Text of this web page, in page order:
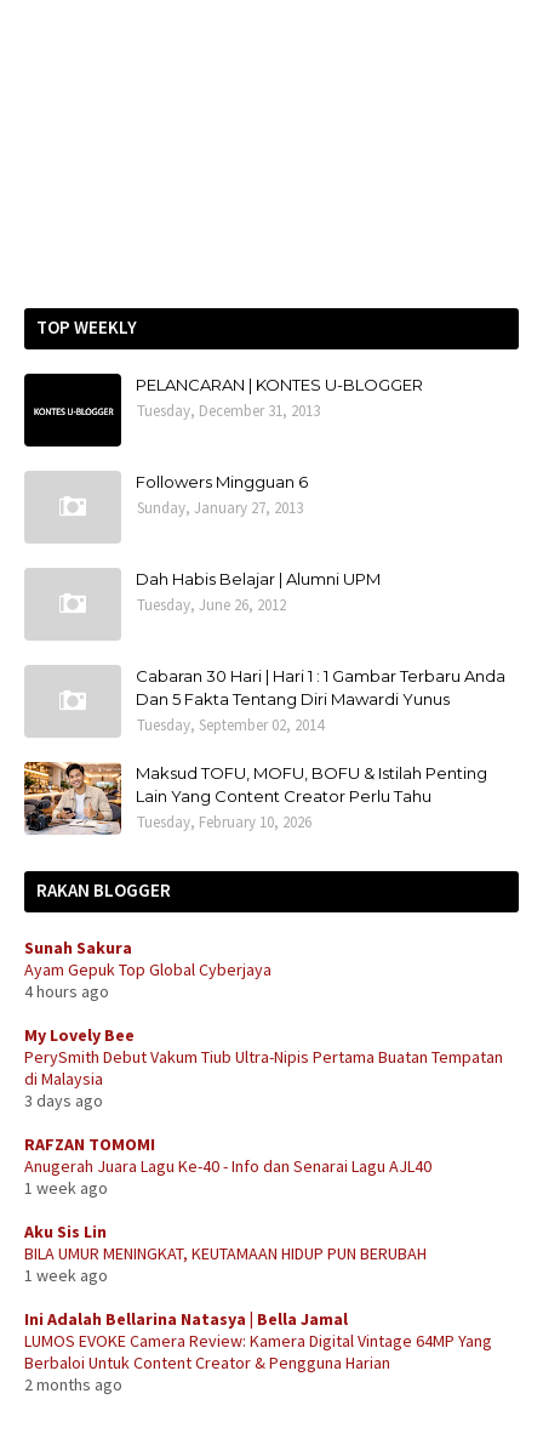
TOP WEEKLY
PELANCARAN | KONTES U-BLOGGER
Tuesday, December 31, 2013
Followers Mingguan 6
Sunday, January 27, 2013
Dah Habis Belajar | Alumni UPM
Tuesday, June 26, 2012
Cabaran 30 Hari | Hari 1 : 1 Gambar Terbaru Anda
Dan 5 Fakta Tentang Diri Mawardi Yunus
Tuesday, September 02, 2014
Maksud TOFU, MOFU, BOFU & Istilah Penting
Lain Yang Content Creator Perlu Tahu
Tuesday, February 10, 2026
RAKAN BLOGGER
Sunah Sakura
Ayam Gepuk Top Global Cyberjaya
4 hours ago
My Lovely Bee
PerySmith Debut Vakum Tiub Ultra-Nipis Pertama Buatan Tempatan
di Malaysia
3 days ago
RAFZAN TOMOMI
Anugerah Juara Lagu Ke-40 - Info dan Senarai Lagu AJL40
1 week ago
Aku Sis Lin
BILA UMUR MENINGKAT, KEUTAMAAN HIDUP PUN BERUBAH
1 week ago
Ini Adalah Bellarina Natasya | Bella Jamal
LUMOS EVOKE Camera Review: Kamera Digital Vintage 64MP Yang
Berbaloi Untuk Content Creator & Pengguna Harian
2 months ago